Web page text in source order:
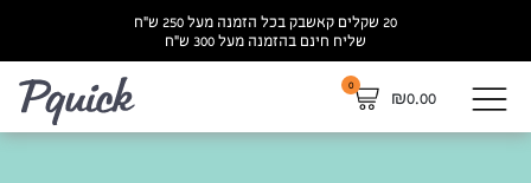
20 שקלים קאשבק בכל הזמנה מעל 250 ש”ח
שליח חינם בהזמנה מעל 300 ש”ח
₪0.00
0